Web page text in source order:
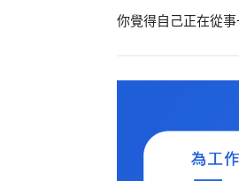
你覺得自己正在從